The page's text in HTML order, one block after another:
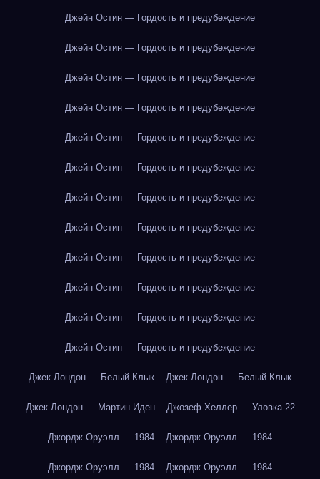
Джейн Остин — Гордость и предубеждение
Джейн Остин — Гордость и предубеждение
Джейн Остин — Гордость и предубеждение
Джейн Остин — Гордость и предубеждение
Джейн Остин — Гордость и предубеждение
Джейн Остин — Гордость и предубеждение
Джейн Остин — Гордость и предубеждение
Джейн Остин — Гордость и предубеждение
Джейн Остин — Гордость и предубеждение
Джейн Остин — Гордость и предубеждение
Джейн Остин — Гордость и предубеждение
Джейн Остин — Гордость и предубеждение
Джек Лондон — Белый Клык Джек Лондон — Белый Клык
Джек Лондон — Мартин Иден Джозеф Хеллер — Уловка-22
Джордж Оруэлл — 1984 Джордж Оруэлл — 1984
Джордж Оруэлл — 1984 Джордж Оруэлл — 1984